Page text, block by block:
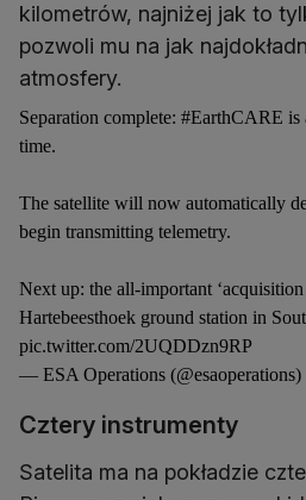
kilometrów, najniżej jak to
pozwoli mu na jak
atmosfery.
Separation complete: #EarthCARE is
time.
The satellite will now automatically
begin transmitting telemetry.
Next up: the all-important
Hartebeesthoek ground station in
pic.twitter.com/2UQDDzn9RP
— ESA Operations (@esaoperations)
Cztery instrumenty
Satelita ma na pokładzie